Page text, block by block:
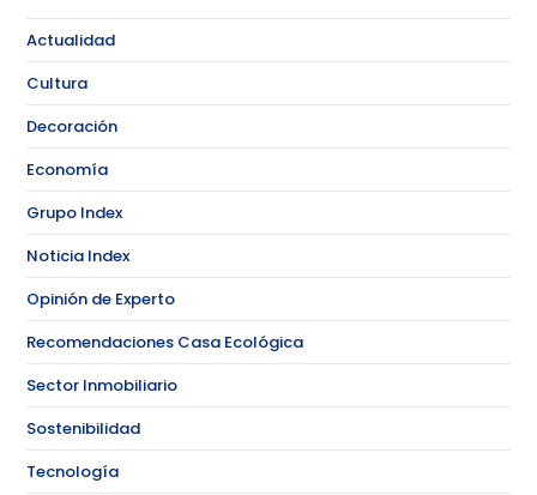
Actualidad
Cultura
Decoración
Economía
Grupo Index
Noticia Index
Opinión de Experto
Recomendaciones Casa Ecológica
Sector Inmobiliario
Sostenibilidad
Tecnología